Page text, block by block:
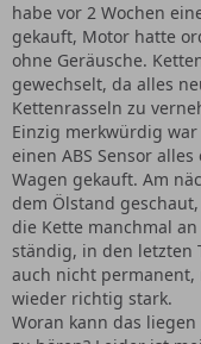
habe vor 2 Wochen
gekauft, Motor hatte
ohne Geräusche.
gewechselt, da alles
Kettenrasseln zu
Einzig merkwürdig
einen ABS Sensor
Wagen gekauft. Am
dem Ölstand
die Kette manchmal
ständig, in den letzten
auch nicht permanent,
wieder richtig stark.
Woran kann das